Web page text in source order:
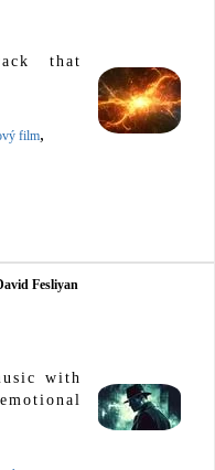
that
film,
Fesliyan
with